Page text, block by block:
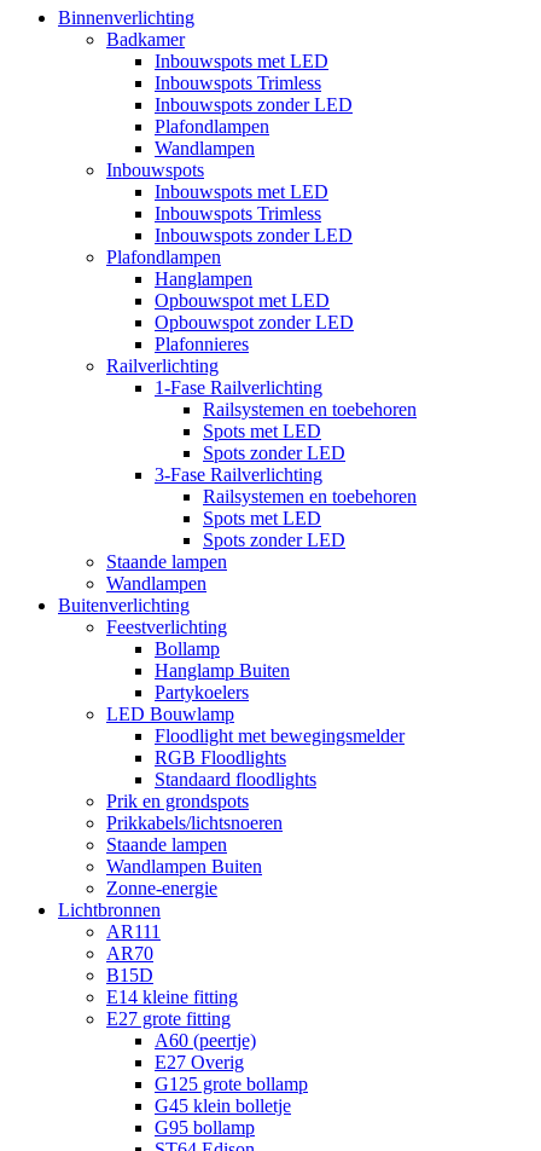
Binnenverlichting
Badkamer
Inbouwspots met LED
Inbouwspots Trimless
Inbouwspots zonder LED
Plafondlampen
Wandlampen
Inbouwspots
Inbouwspots met LED
Inbouwspots Trimless
Inbouwspots zonder LED
Plafondlampen
Hanglampen
Opbouwspot met LED
Opbouwspot zonder LED
Plafonnieres
Railverlichting
1-Fase Railverlichting
Railsystemen en toebehoren
Spots met LED
Spots zonder LED
3-Fase Railverlichting
Railsystemen en toebehoren
Spots met LED
Spots zonder LED
Staande lampen
Wandlampen
Buitenverlichting
Feestverlichting
Bollamp
Hanglamp Buiten
Partykoelers
LED Bouwlamp
Floodlight met bewegingsmelder
RGB Floodlights
Standaard floodlights
Prik en grondspots
Prikkabels/lichtsnoeren
Staande lampen
Wandlampen Buiten
Zonne-energie
Lichtbronnen
AR111
AR70
B15D
E14 kleine fitting
E27 grote fitting
A60 (peertje)
E27 Overig
G125 grote bollamp
G45 klein bolletje
G95 bollamp